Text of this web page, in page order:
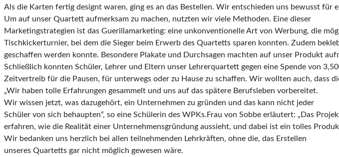
Als die Karten fertig designt waren, ging es an das Bestellen. Wir entschieden uns bewusst
Um auf unser Quartett aufmerksam zu machen, nutzten wir viele Methoden. Eine dieser
Marketingstrategien ist das Guerillamarketing: eine unkonventionelle Art von Werbung, die
Tischkickerturnier, bei dem die Sieger beim Erwerb des Quartetts sparen konnten. Zudem
geschaffen werden konnte. Besondere Plakate und Durchsagen machten auf unser Produkt
Schließlich konnten Schüler, Lehrer und Eltern unser Lehrerquartett gegen eine Spende von
Zeitvertreib für die Pausen, für unterwegs oder zu Hause zu schaffen. Wir wollten auch, dass
„Wir haben tolle Erfahrungen gesammelt und uns auf das spätere Berufsleben vorbereitet.
Wir wissen jetzt, was dazugehört, ein Unternehmen zu gründen und das kann nicht jeder
Schüler von sich behaupten“, so eine Schülerin des WPKs.Frau von Sobbe erläutert: „Das
erfahren, wie die Realität einer Unternehmensgründung aussieht, und dabei ist ein tolles
Wir bedanken uns herzlich bei allen teilnehmenden Lehrkräften, ohne die, das Erstellen
unseres Quartetts gar nicht möglich gewesen wäre.